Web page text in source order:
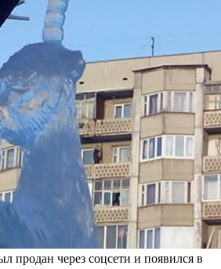
продан через соцсети и появился в